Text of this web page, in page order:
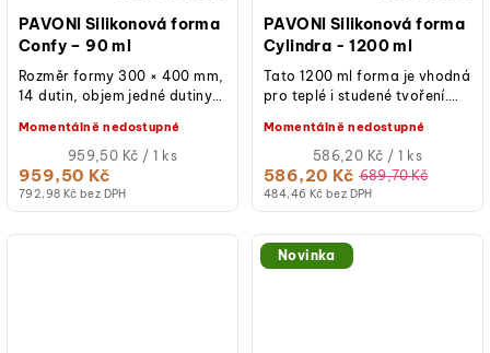
PAVONI Silikonová forma
Confy – 90 ml
792,98 Kč bez DPH
959,50 Kč
Měrná
cena:
959,50 Kč / 1 ks
Momentálně nedostupné
Rozměr formy 300 × 400 mm,
14 dutin, objem jedné dutiny
× 28 mm, profesionální...
PAVONI Silikonová forma
Cylindra - 1200 ml
484,46 Kč bez DPH
586,20 Kč 689,70 Kč
Měrná
cena:
586,20 Kč / 1 ks
Momentálně nedostupné
Tato 1200 ml forma je vhodná
pro teplé i studené tvoření.
Jde o uměleckou spolupráci...
Novinka